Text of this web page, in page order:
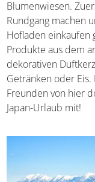
Blumenwiesen.
Rundgang machen
Hofladen einkaufen
Produkte aus dem
dekorativen
Getränken oder
Freunden von hier
Japan-Urlaub mit!